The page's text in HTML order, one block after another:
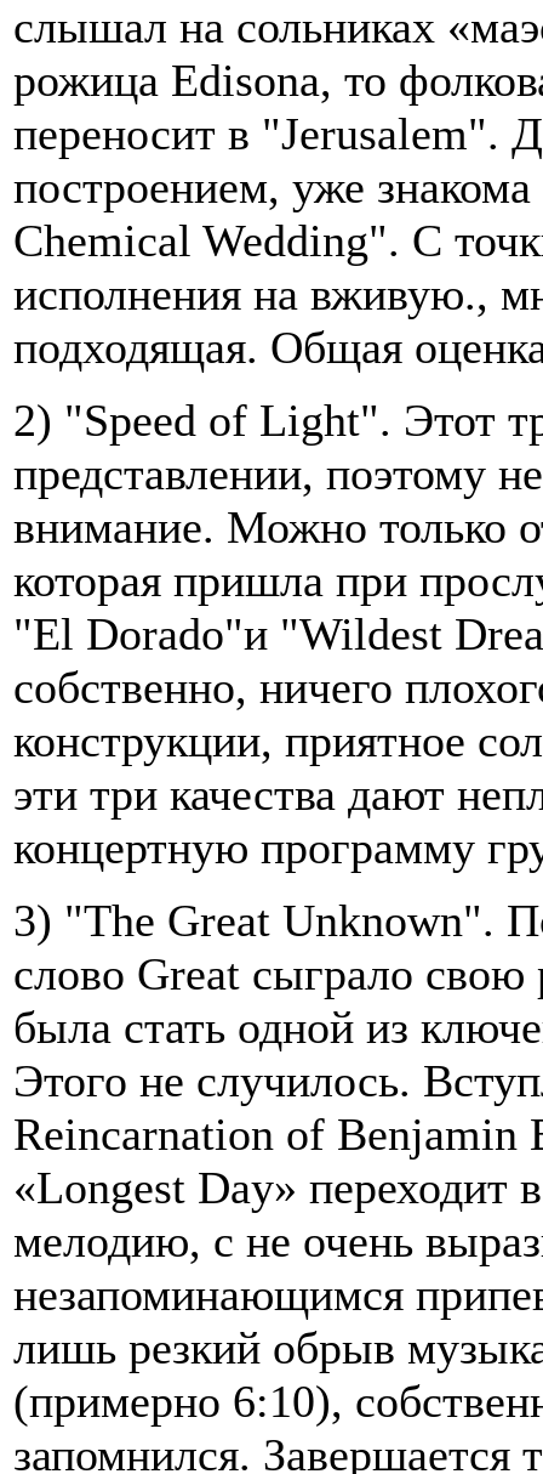
слышал на сольниках
рожица Edisona, то
переносит в "Jerusalem".
построением, уже
Chemical Wedding". С
исполнения на вживую.,
подходящая. Общая
2) "Speed of Light". Этот
представлении, поэтому
внимание. Можно только
которая пришла при
"El Dorado"и "Wildest
собственно, ничего
конструкции, приятное
эти три качества дают
концертную программу
3) "The Great Unknown".
слово Great сыграло
была стать одной из
Этого не случилось.
Reincarnation of Benjamin
«Longest Day»
мелодию, с не очень
незапоминающимся
лишь резкий обрыв
(примерно 6:10),
запомнился. Завершается